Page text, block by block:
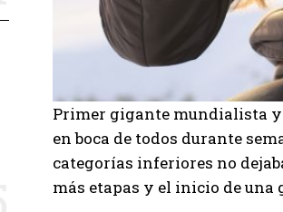
Primer gigante mundialista y
en boca de todos durante
categorías inferiores no
más etapas y el inicio de